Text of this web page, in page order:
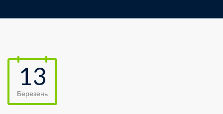
13
Березень